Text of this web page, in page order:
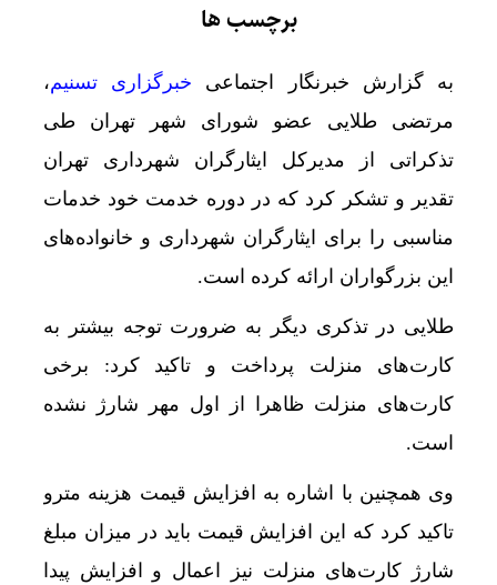
برچسب ها
به گزارش خبرنگار اجتماعی خبرگزاری تسنیم،
مرتضی طلایی عضو شورای شهر تهران طی
تذکراتی از مدیرکل ایثارگران شهرداری تهران
تقدیر و تشکر کرد که در دوره خدمت خود خدمات
مناسبی را برای ایثارگران شهرداری و خانواده‌های
این بزرگواران ارائه کرده است.
طلایی در تذکری دیگر به ضرورت توجه بیشتر به
کارت‌های منزلت پرداخت و تاکید کرد: برخی
کارت‌های منزلت ظاهرا از اول مهر شارژ نشده
است.
وی همچنین با اشاره به افزایش قیمت هزینه مترو
تاکید کرد که این افزایش قیمت باید در میزان مبلغ
شارژ کارت‌های منزلت نیز اعمال و افزایش پیدا